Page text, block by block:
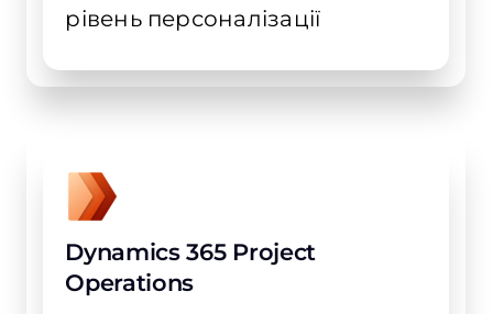
рівень персоналізації
Dynamics 365 Project
Operations